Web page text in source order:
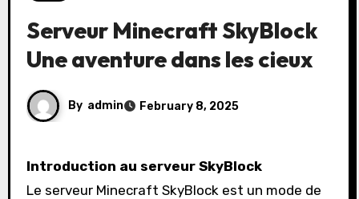
Serveur Minecraft SkyBlock
Une aventure dans les cieux
By admin February 8, 2025
Introduction au serveur SkyBlock
Le serveur Minecraft SkyBlock est un mode de